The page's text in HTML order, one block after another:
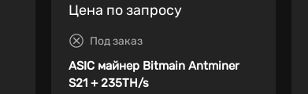
Цена по запросу
Под заказ
ASIC майнер Bitmain Antminer
S21 + 235TH/s